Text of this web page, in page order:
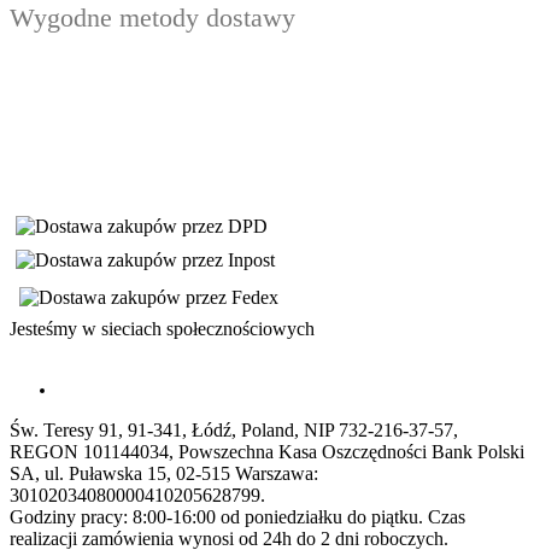
Wygodne metody dostawy
Jesteśmy w sieciach społecznościowych
Św. Teresy 91, 91-341, Łódź, Poland, NIP 732-216-37-57,
REGON 101144034, Powszechna Kasa Oszczędności Bank Polski
SA, ul. Puławska 15, 02-515 Warszawa:
30102034080000410205628799.
Godziny pracy: 8:00-16:00 od poniedziałku do piątku. Czas
realizacji zamówienia wynosi od 24h do 2 dni roboczych.